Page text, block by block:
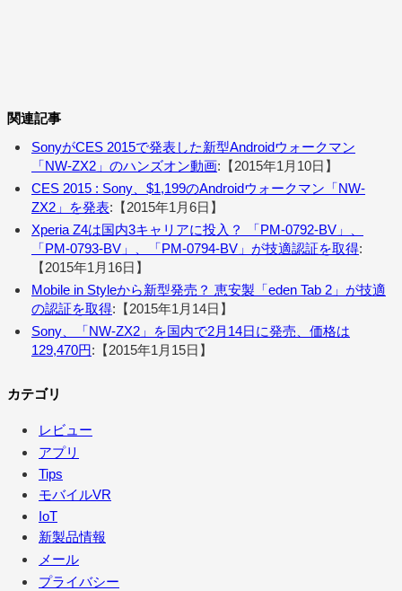
関連記事
SonyがCES 2015で発表した新型Androidウォークマン
「NW-ZX2」のハンズオン動画:【2015年1月10日】
CES 2015 : Sony、$1,199のAndroidウォークマン「NW-
ZX2」を発表:【2015年1月6日】
Xperia Z4は国内3キャリアに投入？ 「PM-0792-BV」、
「PM-0793-BV」、「PM-0794-BV」が技適認証を取得:
【2015年1月16日】
Mobile in Styleから新型発売？ 恵安製「eden Tab 2」が技適
の認証を取得:【2015年1月14日】
Sony、「NW-ZX2」を国内で2月14日に発売、価格は
129,470円:【2015年1月15日】
カテゴリ
レビュー
アプリ
Tips
モバイルVR
IoT
新製品情報
メール
プライバシー